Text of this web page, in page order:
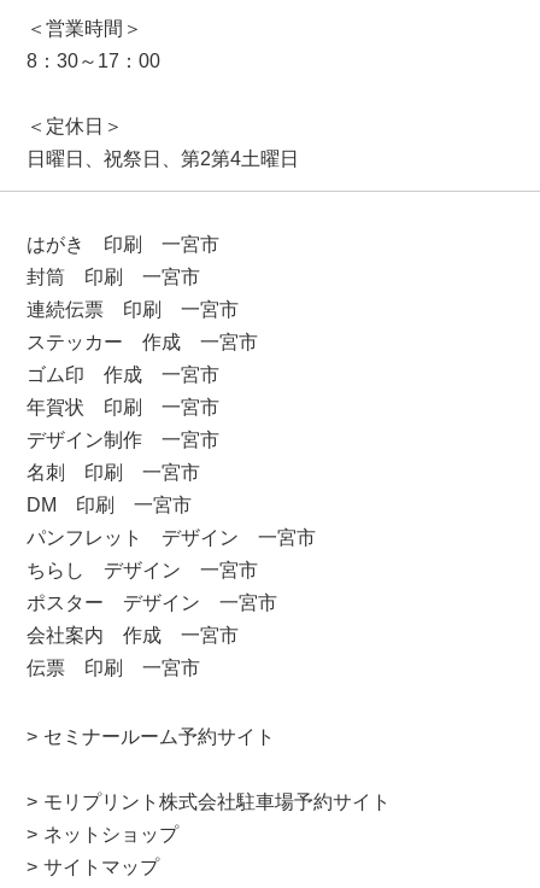
はがき 印刷 一宮市
封筒 印刷 一宮市
連続伝票 印刷 一宮市
ステッカー 作成 一宮市
ゴム印 作成 一宮市
年賀状 印刷 一宮市
デザイン制作 一宮市
名刺 印刷 一宮市
DM 印刷 一宮市
パンフレット デザイン 一宮市
ちらし デザイン 一宮市
ポスター デザイン 一宮市
会社案内 作成 一宮市
伝票 印刷 一宮市
セミナールーム予約サイト
モリプリント株式会社駐車場予約サイト
ネットショップ
サイトマップ
＜営業時間＞
8：30～17：00
＜定休日＞
日曜日、祝祭日、第2第4土曜日